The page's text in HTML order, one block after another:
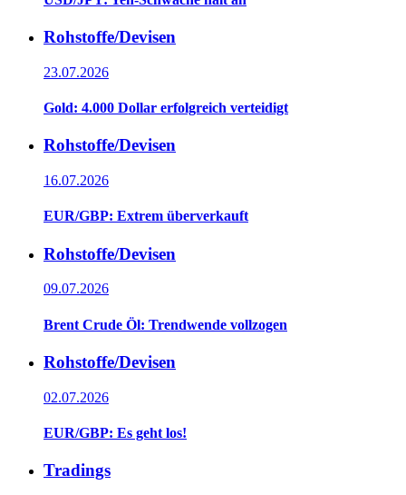
Rohstoffe/Devisen
23.07.2026
Gold: 4.000 Dollar erfolgreich verteidigt
Rohstoffe/Devisen
16.07.2026
EUR/GBP: Extrem überverkauft
Rohstoffe/Devisen
09.07.2026
Brent Crude Öl: Trendwende vollzogen
Rohstoffe/Devisen
02.07.2026
EUR/GBP: Es geht los!
Tradings